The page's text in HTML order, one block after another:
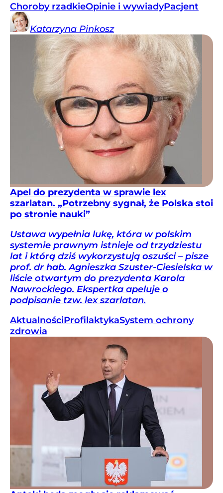
Choroby rzadkieOpinie i wywiadyPacjent
Katarzyna Pinkosz
Apel do prezydenta w sprawie lex
szarlatan. „Potrzebny sygnał, że Polska stoi
po stronie nauki”
Ustawa wypełnia lukę, która w polskim
systemie prawnym istnieje od trzydziestu
lat i którą dziś wykorzystują oszuści – pisze
prof. dr hab. Agnieszka Szuster-Ciesielska w
liście otwartym do prezydenta Karola
Nawrockiego. Ekspertka apeluje o
podpisanie tzw. lex szarlatan.
AktualnościProfilaktykaSystem ochrony
zdrowia